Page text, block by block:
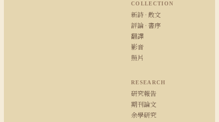
COLLECTION
新詩 · 散文
評論 · 書序
翻譯
影音
照片
RESEARCH
研究報告
期刊論文
余學研究